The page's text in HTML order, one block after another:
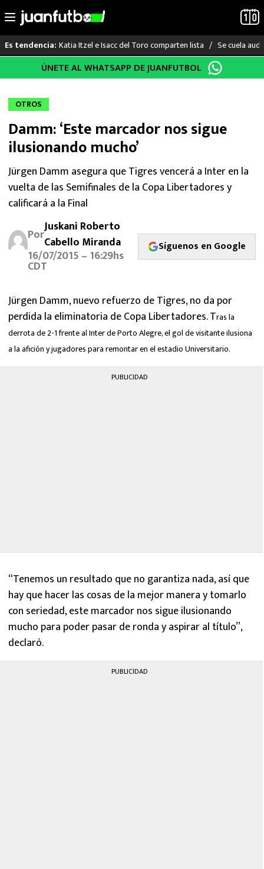
al
Es tendencia: Katia Itzel e Isacc del Toro comparten lista Se cuela
LO ÚLTIMO
LIGA MX
RAYADOS
ATLANTE
FUTBOL INTERNACIONAL
MEXICANOS EN EL EXTRANJERO
FUTBOL ESTUFA
FÓRMULA 1
ÚNETE AL WHATSAPP DE JUANFUTBOL
OTROS
Damm: ‘Este marcador nos sigue
ilusionando mucho’
Jürgen Damm asegura que Tigres vencerá a Inter en la
vuelta de las Semifinales de la Copa Libertadores y
calificará a la Final
PorJuskani Roberto
Cabello Miranda
16/07/2015 – 16:29hs
CDT
Síguenos en Google
Jürgen Damm, nuevo refuerzo de Tigres, no da por
perdida la eliminatoria de Copa Libertadores. Tras la
derrota de 2-1 frente al Inter de Porto Alegre, el gol de visitante ilusiona
a la afición y jugadores para remontar en el estadio Universitario.
PUBLICIDAD
“Tenemos un resultado que no garantiza nada, así que
hay que hacer las cosas de la mejor manera y tomarlo
con seriedad, este marcador nos sigue ilusionando
mucho para poder pasar de ronda y aspirar al título”,
declaró.
PUBLICIDAD